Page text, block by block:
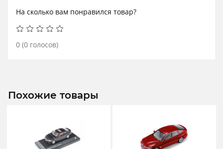
На сколько вам понравился товар?
0 (0 голосов)
Похожие товары